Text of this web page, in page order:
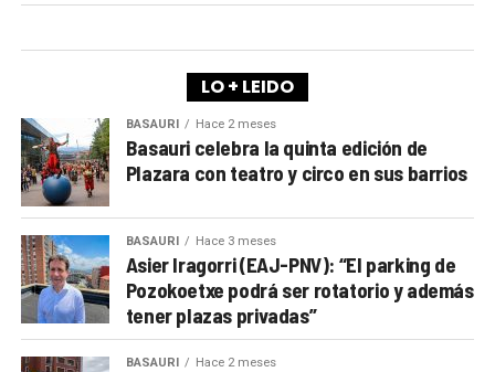
LO + LEIDO
BASAURI Hace 2 meses
Basauri celebra la quinta edición de
Plazara con teatro y circo en sus barrios
BASAURI Hace 3 meses
Asier Iragorri (EAJ-PNV): “El parking de
Pozokoetxe podrá ser rotatorio y además
tener plazas privadas”
BASAURI Hace 2 meses